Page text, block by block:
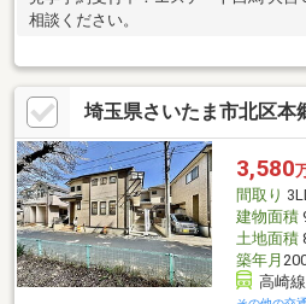
相談ください。
埼玉県さいたま市北区本
3,580
間取り
建物面積
土地面積
築年月
高崎